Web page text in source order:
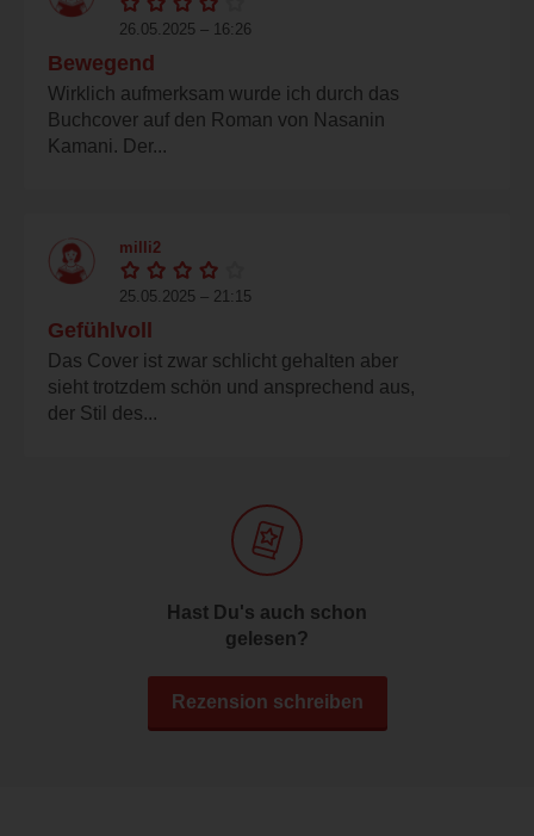
26.05.2025 – 16:26
Bewegend
Wirklich aufmerksam wurde ich durch das
Buchcover auf den Roman von Nasanin
Kamani. Der...
milli2
25.05.2025 – 21:15
Gefühlvoll
Das Cover ist zwar schlicht gehalten aber
sieht trotzdem schön und ansprechend aus,
der Stil des...
Hast Du's auch schon
gelesen?
Rezension schreiben